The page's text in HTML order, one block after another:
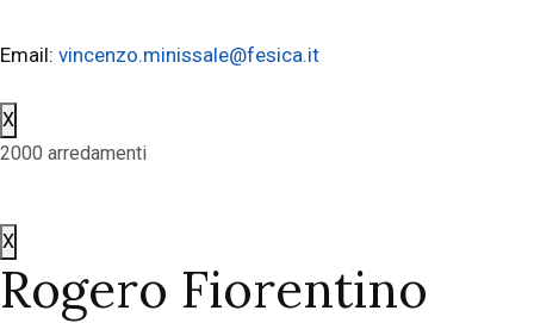
Email: vincenzo.minissale@fesica.it
X
2000 arredamenti
X
Rogero Fiorentino